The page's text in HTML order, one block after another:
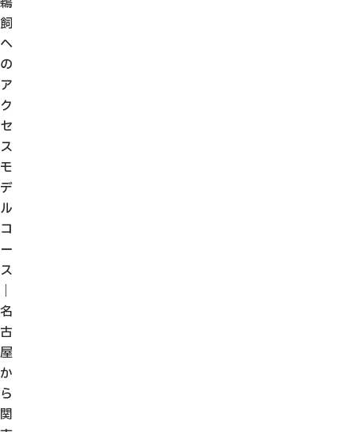
飼
へ
の
ア
ク
セ
ス
モ
デ
ル
コ
ー
ス
名
古
屋
か
ら
関